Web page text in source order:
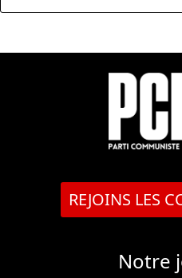
REJOINS LES
Notre